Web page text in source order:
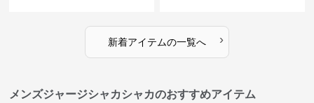
新着アイテムの一覧へ ›
メンズジャージシャカシャカのおすすめアイテム